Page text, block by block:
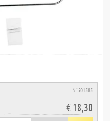
N° 501585
€ 18,30